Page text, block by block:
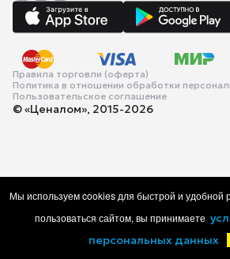
Правила торговли (оферта)
Политика в отношении обработки
Пользовательское соглашение
© «Ценалом», 2015-2026
Каталог Корзина
Мы используем cookies для быстрой и удобной
пользоваться сайтом, вы принимаете
персональных данных